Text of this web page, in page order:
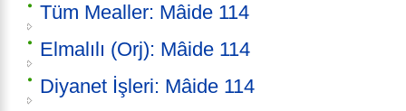
Tüm Mealler: Mâide 114
Elmalılı (Orj): Mâide 114
Diyanet İşleri: Mâide 114